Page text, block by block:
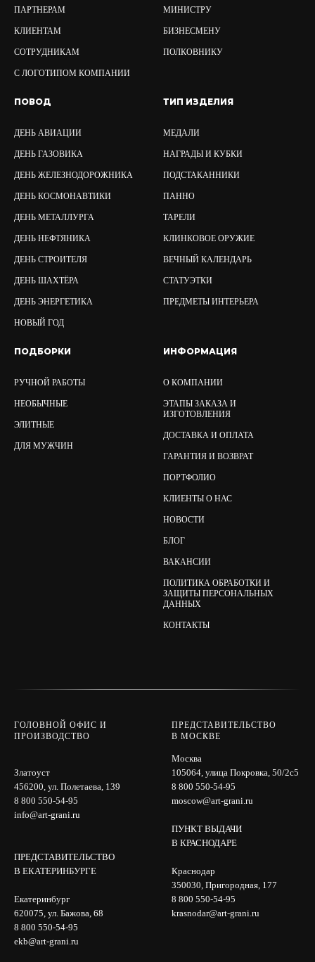
ПАРТНЕРАМ
КЛИЕНТАМ
СОТРУДНИКАМ
С ЛОГОТИПОМ КОМПАНИИ
МИНИСТРУ
БИЗНЕСМЕНУ
ПОЛКОВНИКУ
ПОВОД
ДЕНЬ АВИАЦИИ
ДЕНЬ ГАЗОВИКА
ДЕНЬ ЖЕЛЕЗНОДОРОЖНИКА
ДЕНЬ КОСМОНАВТИКИ
ДЕНЬ МЕТАЛЛУРГА
ДЕНЬ НЕФТЯНИКА
ДЕНЬ СТРОИТЕЛЯ
ДЕНЬ ШАХТЁРА
ДЕНЬ ЭНЕРГЕТИКА
НОВЫЙ ГОД
ТИП ИЗДЕЛИЯ
МЕДАЛИ
НАГРАДЫ И КУБКИ
ПОДСТАКАННИКИ
ПАННО
ТАРЕЛИ
КЛИНКОВОЕ ОРУЖИЕ
ВЕЧНЫЙ КАЛЕНДАРЬ
СТАТУЭТКИ
ПРЕДМЕТЫ ИНТЕРЬЕРА
ПОДБОРКИ
РУЧНОЙ РАБОТЫ
НЕОБЫЧНЫЕ
ЭЛИТНЫЕ
ДЛЯ МУЖЧИН
ИНФОРМАЦИЯ
О КОМПАНИИ
ЭТАПЫ ЗАКАЗА И
ИЗГОТОВЛЕНИЯ
ДОСТАВКА И ОПЛАТА
ГАРАНТИЯ И ВОЗВРАТ
ПОРТФОЛИО
КЛИЕНТЫ О НАС
НОВОСТИ
БЛОГ
ВАКАНСИИ
ПОЛИТИКА ОБРАБОТКИ И
ЗАЩИТЫ ПЕРСОНАЛЬНЫХ
ДАННЫХ
КОНТАКТЫ
ГОЛОВНОЙ ОФИС И
ПРОИЗВОДСТВО
Златоуст
456200, ул. Полетаева, 139
8 800 550-54-95
info@art-grani.ru
ПРЕДСТАВИТЕЛЬСТВО
В ЕКАТЕРИНБУРГЕ
Екатеринбург
620075, ул. Бажова, 68
8 800 550-54-95
ekb@art-grani.ru
ПРЕДСТАВИТЕЛЬСТВО
В МОСКВЕ
Москва
105064, улица Покровка, 50/2с5
8 800 550-54-95
moscow@art-grani.ru
ПУНКТ ВЫДАЧИ
В КРАСНОДАРЕ
Краснодар
350030, Пригородная, 177
8 800 550-54-95
krasnodar@art-grani.ru